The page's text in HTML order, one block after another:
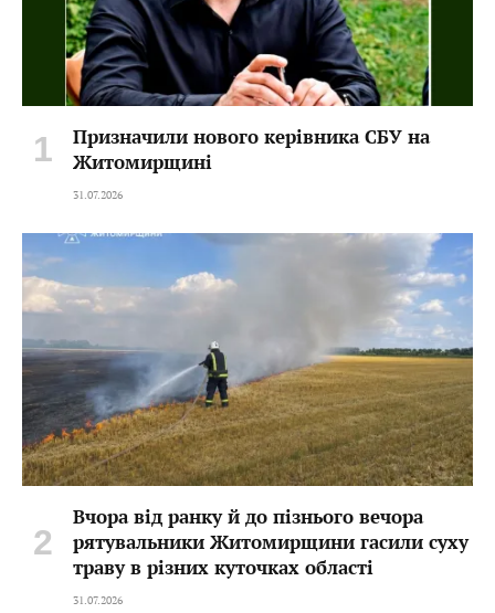
Призначили нового керівника СБУ на
Житомирщині
31.07.2026
Вчора від ранку й до пізнього вечора
рятувальники Житомирщини гасили суху
траву в різних куточках області
31.07.2026